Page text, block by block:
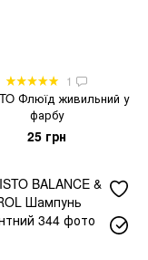
1
Флюїд живильний у
фарбу
25 грн